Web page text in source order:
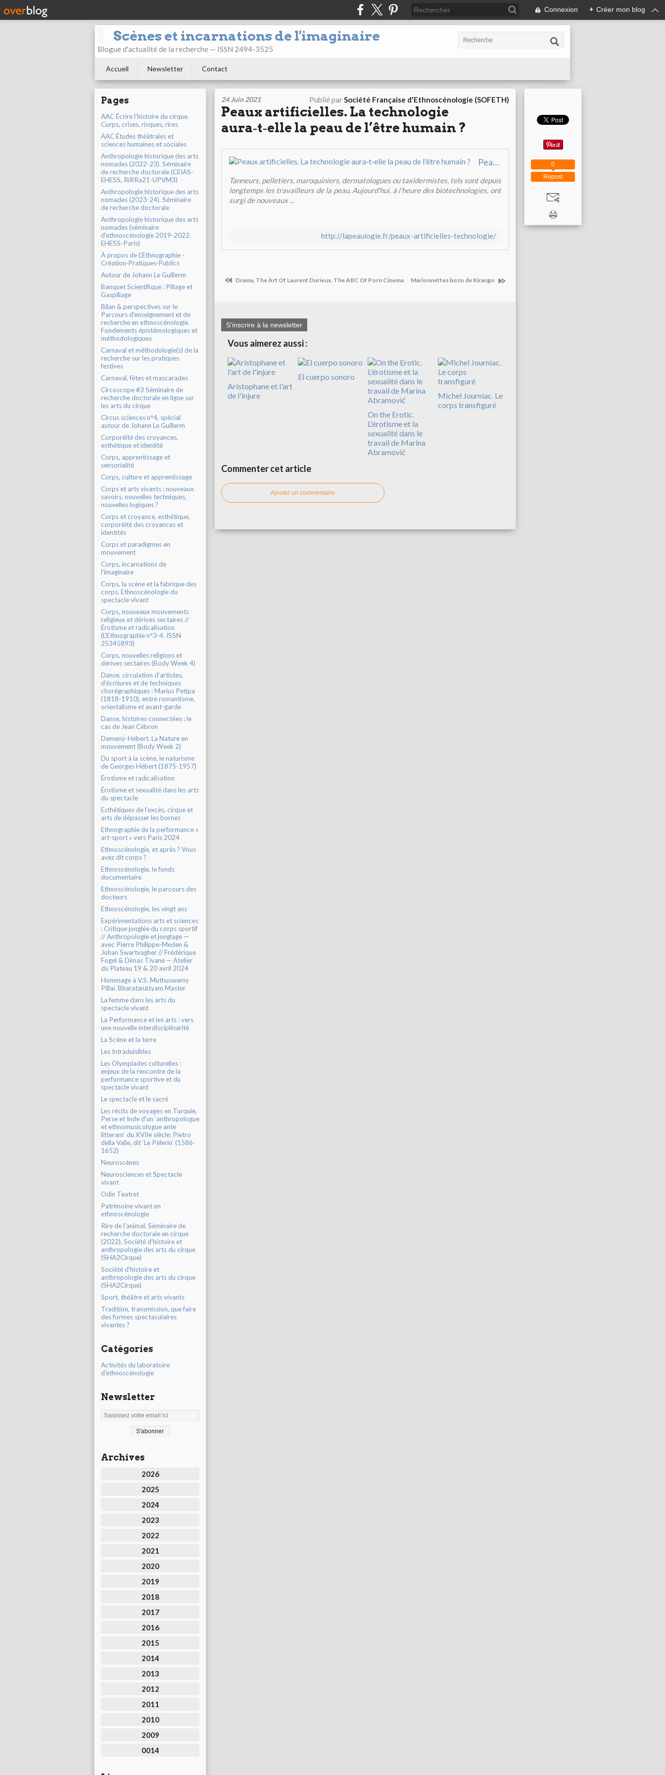
Connexion + Créer mon blog
Scènes et incarnations de l'imaginaire
Blogue d'actualité de la recherche — ISSN 2494-3525
Accueil Newsletter Contact
Pages
AAC Écrire l'histoire du cirque.
Corps, crises, risques, rires
AAC Études théâtrales et
sciences humaines et sociales
Anthropologie historique des arts
nomades (2022-23). Séminaire
de recherche doctorale (CEIAS-
EHESS, RiRRa21-UPVM3)
Anthropologie historique des arts
nomades (2023-24). Séminaire
de recherche doctorale
Anthropologie historique des arts
nomades (séminaire
d'ethnoscénologie 2019-2022.
EHESS-Paris)
À propos de L'Ethnographie ·
Création·Pratiques·Publics
Autour de Johann Le Guillerm
Banquet Scientifique : Pillage et
Gaspillage
Bilan & perspectives sur le
Parcours d'enseignement et de
recherche en ethnoscénologie.
Fondements épistémologiques et
méthodologiques
Carnaval et méthodologie(s) de la
recherche sur les pratiques
festives
Carnaval, fêtes et mascarades
Circoscope #3 Séminaire de
recherche doctorale en ligne sur
les arts du cirque
Circus sciences n°4, spécial
autour de Johann Le Guillerm
Corporéité des croyances,
esthétique et identité
Corps, apprentissage et
sensorialité
Corps, culture et apprentissage
Corps et arts vivants : nouveaux
savoirs, nouvelles techniques,
nouvelles logiques ?
Corps et croyance, esthétique,
corporéité des croyances et
identités
Corps et paradigmes en
mouvement
Corps, incarnations de
l'imaginaire
Corps, la scène et la fabrique des
corps. Ethnoscénologie du
spectacle vivant
Corps, nouveaux mouvements
religieux et dérives sectaires //
Érotisme et radicalisation
(L'Ethnographie n°3-4. ISSN
25345893)
Corps, nouvelles religions et
dérives sectaires (Body Week 4)
Danse, circulation d’artistes,
d’écritures et de techniques
chorégraphiques : Marius Petipa
(1818-1910), entre romantisme,
orientalisme et avant-garde
Danse, histoires connectées : le
cas de Jean Cébron
Demenÿ-Hébert. La Nature en
mouvement (Body Week 2)
Du sport à la scène, le naturisme
de Georges Hébert (1875-1957)
Érotisme et radicalisation
Érotisme et sexualité dans les arts
du spectacle
Esthétiques de l’excès, cirque et
arts de dépasser les bornes
Ethnographie de la performance «
art-sport » vers Paris 2024
Ethnoscénologie, et après ? Vous
avez dit corps ?
Ethnoscénologie, le fonds
documentaire
Ethnoscénologie, le parcours des
docteurs
Ethnoscénologie, les vingt ans
Expérimentations arts et sciences
: Critique jonglée du corps sportif
// Anthropologie et jonglage —
avec Pierre Philippe-Meden &
Johan Swartvagher // Frédérique
Fogel & Dimas Tivane — Atelier
du Plateau 19 & 20 avril 2024
Hommage à V.S. Muthuswamy
Pillai. Bharatanātyam Master
La femme dans les arts du
spectacle vivant
La Performance et les arts : vers
une nouvelle interdisciplinarité
La Scène et la terre
Les Intraduisibles
Les Olympiades culturelles :
enjeux de la rencontre de la
performance sportive et du
spectacle vivant
Le spectacle et le sacré
Les récits de voyages en Turquie,
Perse et Inde d’un ‘anthropologue
et ethnomusicologue ante
litteram’ du XVIIe siècle: Pietro
della Valle, dit ‘Le Pèlerin’ (1586-
1652)
Neuroscènes
Neurosciences et Spectacle
vivant
Odin Teatret
Patrimoine vivant en
ethnoscénologie
Rire de l'animal. Séminaire de
recherche doctorale en cirque
(2022). Société d'histoire et
anthropologie des arts du cirque
(SHA2Cirque)
Société d'histoire et
anthropologie des arts du cirque
(SHA2Cirque)
Sport, théâtre et arts vivants
Tradition, transmission, que faire
des formes spectaculaires
vivantes ?
Catégories
Activités du laboratoire
d'ethnoscénologie
Newsletter
Archives
2026
2025
2024
2023
2022
2021
2020
2019
2018
2017
2016
2015
2014
2013
2012
2011
2010
2009
0014
24 Juin 2021 Publié parSociété Française d'Ethnoscénologie (SOFETH)
Peaux artificielles. La technologie
aura‑t‑elle la peau de l’être humain ?
Peaux artificielles. La technologie aura‑t‑elle la peau de l'être humain ?
Tanneurs, pelletiers, maroquiniers, dermatologues ou taxidermistes, tels sont depuis
longtemps les travailleurs de la peau. Aujourd'hui, à l'heure des biotechnologies, ont
surgi de nouveaux ...
http://lapeaulogie.fr/peaux-artificielles-technologie/
Drama, The Art Of Laurent Durieux. The ABC Of Porn Cinema Marionnettes bozo de Kirango
S'inscrire à la newsletter
Vous aimerez aussi :
Aristophane et l'art
de l'injure
El cuerpo sonoro
On the Erotic.
L'érotisme et la
sexualité dans le
travail de Marina
Abramović
Michel Journiac. Le
corps transfiguré
Commenter cet article
Ajouter un commentaire
Repost
0